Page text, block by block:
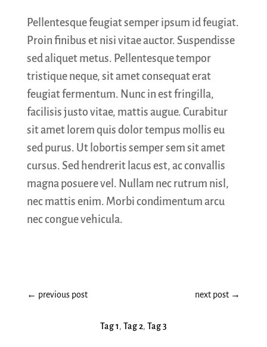
Pellentesque feugiat semper ipsum id feugiat.
Proin finibus et nisi vitae auctor. Suspendisse
sed aliquet metus. Pellentesque tempor
tristique neque, sit amet consequat erat
feugiat fermentum. Nunc in est fringilla,
facilisis justo vitae, mattis augue. Curabitur
sit amet lorem quis dolor tempus mollis eu
sed purus. Ut lobortis semper sem sit amet
cursus. Sed hendrerit lacus est, ac convallis
magna posuere vel. Nullam nec rutrum nisl,
nec mattis enim. Morbi condimentum arcu
nec congue vehicula.
← previous post next post →
Tag 1, Tag 2, Tag 3